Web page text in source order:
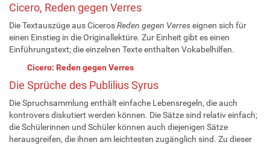
Cicero, Reden gegen Verres
Die Textauszüge aus CicerosReden gegen Verreseignen sich für
einen Einstieg in die Originallektüre. Zur Einheit gibt es einen
Einführungstext; die einzelnen Texte enthalten Vokabelhilfen.
Cicero: Reden gegen Verres
Die Sprüche des Publilius Syrus
Die Spruchsammlung enthält einfache Lebensregeln, die auch
kontrovers diskutiert werden können. Die Sätze sind relativ einfach;
die Schülerinnen und Schüler können auch diejenigen Sätze
herausgreifen, die ihnen am leichtesten zugänglich sind. Zu dieser